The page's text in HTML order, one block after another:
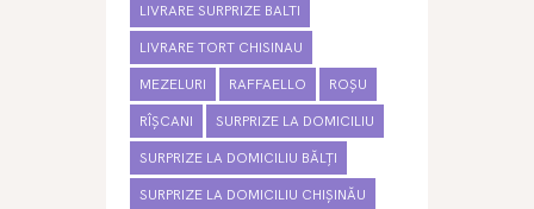
LIVRARE SURPRIZE BALTI
LIVRARE TORT CHISINAU
MEZELURI RAFFAELLO ROȘU
RÎȘCANI SURPRIZE LA DOMICILIU
SURPRIZE LA DOMICILIU BĂLȚI
SURPRIZE LA DOMICILIU CHIȘINĂU